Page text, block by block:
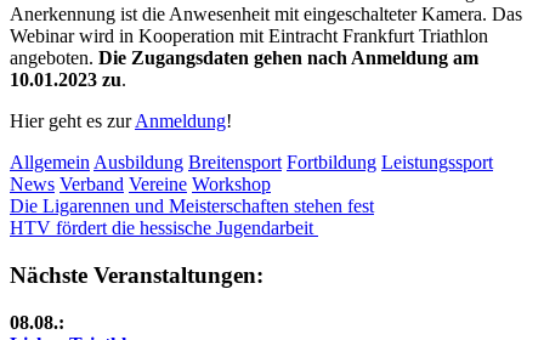
Anerkennung ist die Anwesenheit mit eingeschalteter Kamera. Das
Webinar wird in Kooperation mit Eintracht Frankfurt Triathlon
angeboten. Die Zugangsdaten gehen nach Anmeldung am
10.01.2023 zu.
Hier geht es zurAnmeldung!
AllgemeinAusbildung Breitensport Fortbildung Leistungssport
News Verband Vereine Workshop
Beitragsnavigation
Vorheriger
Beitrag:
Die Ligarennen und Meisterschaften stehen fest
Nächster
HTV fördert die hessische Jugendarbeit
Nächste Veranstaltungen:
08.08.: